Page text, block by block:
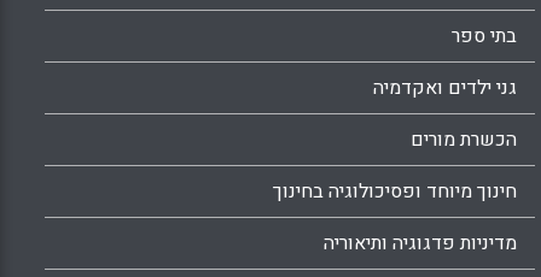
בתי ספר
גני ילדים ואקדמיה
הכשרת מורים
חינוך מיוחד ופסיכולוגיה בחינוך
מדיניות פדגוגיה ותיאוריה